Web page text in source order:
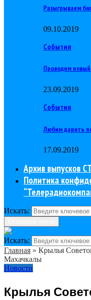
Разыгрываем
09.10.2019
События
Проводим
23.09.2019
События
Любим дарить
17.09.2019
Архив выпусков
Политика
Искать:
Искать:
Главная » Крылья
Махачкалы
Новости
Крылья